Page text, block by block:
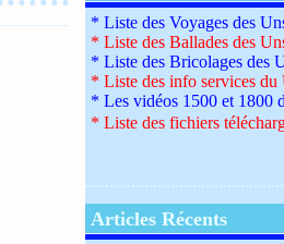
* Liste des Voyages des
* Liste des Ballades des
* Liste des Bricolages des
* Liste des info services du
* Les vidéos 1500 et 1800
* Liste des fichiers
Articles Récents